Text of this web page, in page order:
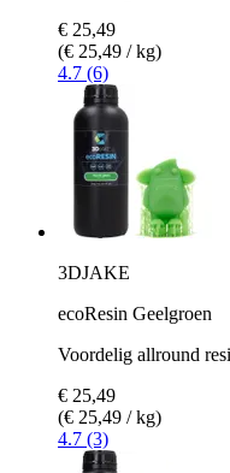
€ 25,49
(€ 25,49 / kg)
4.7 (6)
3DJAKE
ecoResin Geelgroen
Voordelig allround
€ 25,49
(€ 25,49 / kg)
4.7 (3)